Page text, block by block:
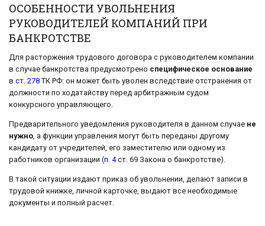
ОСОБЕННОСТИ УВОЛЬНЕНИЯ
РУКОВОДИТЕЛЕЙ КОМПАНИЙ ПРИ
БАНКРОТСТВЕ
Для расторжения трудового договора с руководителем компании
в случае банкротства предусмотрено специфическое основание
в ст. 278 ТК РФ: он может быть уволен вследствие отстранения от
должности по ходатайству перед арбитражным судом
конкурсного управляющего.
Предварительного уведомления руководителя в данном случае не
нужно , а функции управления могут быть переданы другому
кандидату от учредителей, его заместителю или одному из
работников организации (п. 4ст. 69 Закона о банкротстве).
В такой ситуации издают приказ об увольнении, делают записи в
трудовой книжке, личной карточке, выдают все необходимые
документы и полный расчет.